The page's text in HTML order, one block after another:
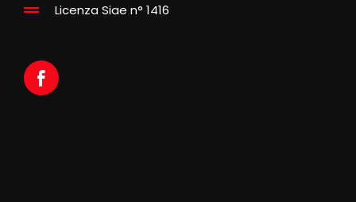
Licenza Siae n° 1416